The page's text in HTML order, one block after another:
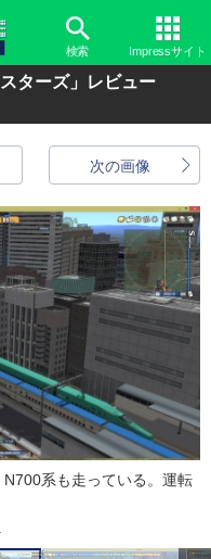
検索 Impressサイト
ターズ」レビュー
次の画像
系も走っている。運転